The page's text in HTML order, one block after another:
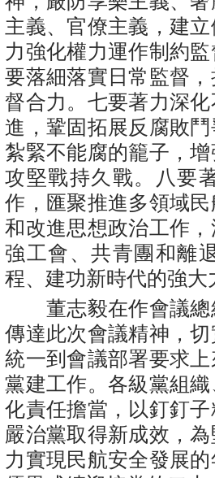
主義、官僚主義，建
力強化權力運作制約
要落細落實日常監督
督合力。七要著力深
進，鞏固拓展反腐敗
紮緊不能腐的籠子，
攻堅戰持久戰。八要
作，匯聚推進多領域
和改進思想政治工作
強工會、共青團和離
程、建功新時代的強大
董志毅在作會議總
傳達此次會議精神，
統一到會議部署要求
黨建工作。各級黨組
化責任擔當，以釘釘
嚴治黨取得新成效，
力實現民航安全發展